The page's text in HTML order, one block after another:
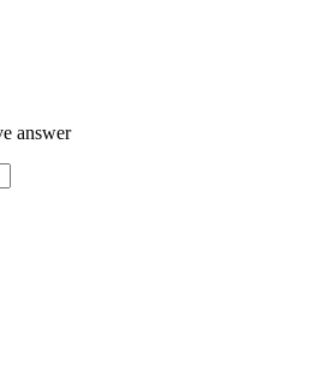
answer